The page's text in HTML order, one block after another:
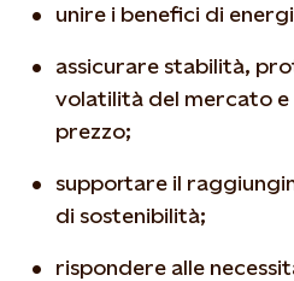
unire i benefici di
assicurare stabilità,
volatilità del mercato
prezzo;
supportare il
di sostenibilità;
rispondere alle